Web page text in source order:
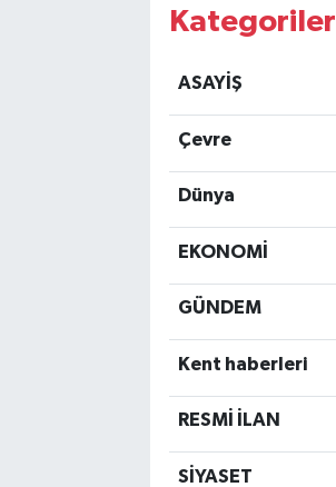
Kategoriler
ASAYİŞ
Çevre
Dünya
EKONOMİ
GÜNDEM
Kent haberleri
RESMİ İLAN
SİYASET